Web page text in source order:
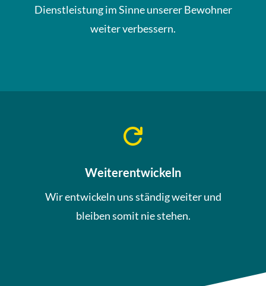
Dienstleistung im Sinne unserer Bewohner
weiter verbessern.

Weiterentwickeln
Wir entwickeln uns ständig weiter und
bleiben somit nie stehen.